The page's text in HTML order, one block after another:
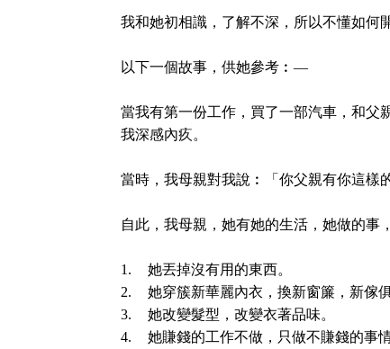
我和她初相識，了解不深，所以不懂如何
以下一個故事，供她參考︰—
當我有第一份工作，買了一部汽車，和父
我深感內疚。
當時，我母親對我說︰「你父親有你這樣
自此，我母親，她有她的生活，她做的
1.
她丟掉沒有用的東西。
2.
她穿簇新華麗內衣，換新窗簾，新傢
3.
她改變髮型，改變衣著品味。
4.
她賺錢的工作不做，只做不賺錢的事情